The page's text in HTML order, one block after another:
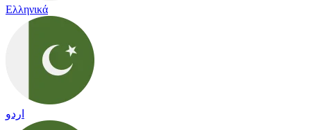
Ελληνικά
اردو